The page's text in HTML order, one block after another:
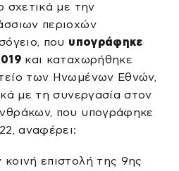
σχετικά με την
περιοχών
που υπογράφηκε
και καταχωρήθηκε
των Ηνωμένων Εθνών,
με τη συνεργασία στον
που υπογράφηκε
αναφέρει:
επιστολή της 9ης